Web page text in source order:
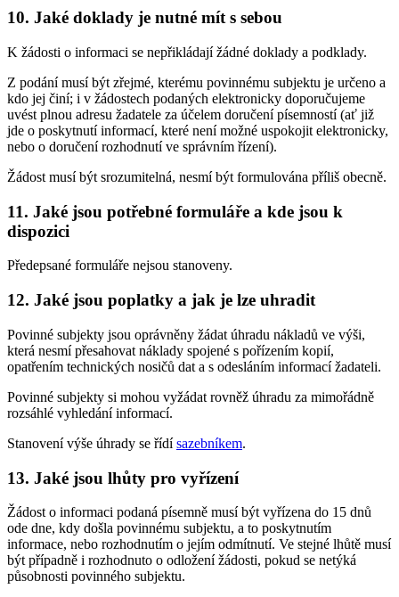
10. Jaké doklady je nutné mít s sebou
K žádosti o informaci se nepřikládají žádné doklady a podklady.
Z podání musí být zřejmé, kterému povinnému subjektu je určeno a
kdo jej činí; i v žádostech podaných elektronicky doporučujeme
uvést plnou adresu žadatele za účelem doručení písemností (ať již
jde o poskytnutí informací, které není možné uspokojit elektronicky,
nebo o doručení rozhodnutí ve správním řízení).
Žádost musí být srozumitelná, nesmí být formulována příliš obecně.
11. Jaké jsou potřebné formuláře a kde jsou k
dispozici
Předepsané formuláře nejsou stanoveny.
12. Jaké jsou poplatky a jak je lze uhradit
Povinné subjekty jsou oprávněny žádat úhradu nákladů ve výši,
která nesmí přesahovat náklady spojené s pořízením kopií,
opatřením technických nosičů dat a s odesláním informací žadateli.
Povinné subjekty si mohou vyžádat rovněž úhradu za mimořádně
rozsáhlé vyhledání informací.
Stanovení výše úhrady se řídísazebníkem.
13. Jaké jsou lhůty pro vyřízení
Žádost o informaci podaná písemně musí být vyřízena do 15 dnů
ode dne, kdy došla povinnému subjektu, a to poskytnutím
informace, nebo rozhodnutím o jejím odmítnutí. Ve stejné lhůtě musí
být případně i rozhodnuto o odložení žádosti, pokud se netýká
působnosti povinného subjektu.